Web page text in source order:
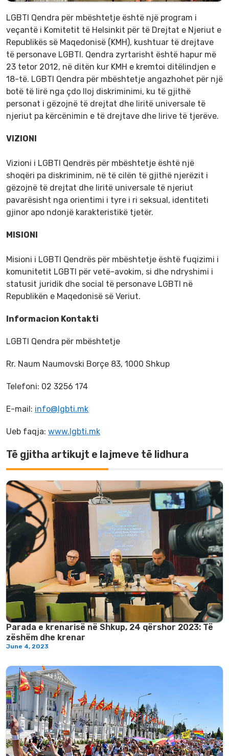
LGBTI Qendra për mbështetje është një program i
veçantë i Komitetit të Helsinkit për të Drejtat e Njeriut e
Republikës së Maqedonisë (KMH), kushtuar të drejtave
të personave LGBTI. Qendra zyrtarisht është hapur më
23 tetor 2012, në ditën kur KMH e kremtoi ditëlindjen e
18-të. LGBTI Qendra për mbështetje angazhohet për një
botë të lirë nga çdo lloj diskriminimi, ku të gjithë
personat i gëzojnë të drejtat dhe liritë universale të
njeriut pa kërcënimin e të drejtave dhe lirive të tjerëve.
VIZIONI
Vizioni i LGBTI Qendrës për mbështetje është një
shoqëri pa diskriminim, në të cilën të gjithë njerëzit i
gëzojnë të drejtat dhe liritë universale të njeriut
pavarësisht nga orientimi i tyre i ri seksual, identiteti
gjinor apo ndonjë karakteristikë tjetër.
MISIONI
Misioni i LGBTI Qendrës për mbështetje është fuqizimi i
komunitetit LGBTI për vetë-avokim, si dhe ndryshimi i
statusit juridik dhe social të personave LGBTI në
Republikën e Maqedonisë së Veriut.
Informacion Kontakti
LGBTI Qendra për mbështetje
Rr. Naum Naumovski Borçe 83, 1000 Shkup
Telefoni: 02 3256 174
Е-mail: info@lgbti.mk
Ueb faqja: www.lgbti.mk
Të gjitha artikujt e lajmeve të lidhura
Parada e krenarisë në Shkup, 24 qërshor 2023: Të
zëshëm dhe krenar
June 4, 2023